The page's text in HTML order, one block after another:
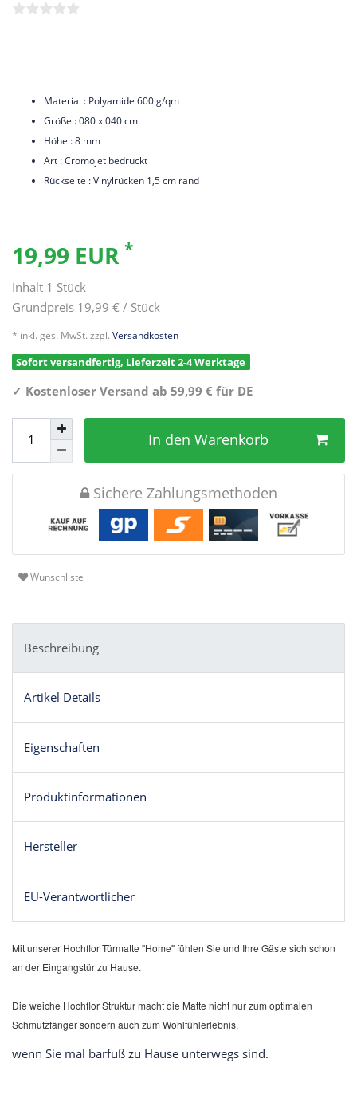
Material : Polyamide 600 g/qm
Größe : 080 x 040 cm
Höhe : 8 mm
Art : Cromojet bedruckt
Rückseite : Vinylrücken 1,5 cm rand
19,99 EUR *
Inhalt 1 Stück
Grundpreis 19,99 € / Stück
* inkl. ges. MwSt. zzgl. Versandkosten
Sofort versandfertig, Lieferzeit 2-4 Werktage
✓ Kostenloser Versand ab 59,99 € für DE
In den Warenkorb
Sichere Zahlungsmethoden
Wunschliste
Beschreibung
Artikel Details
Eigenschaften
Produktinformationen
Hersteller
EU-Verantwortlicher
Mit unserer Hochflor Türmatte "Home" fühlen Sie und Ihre Gäste sich schon
an der Eingangstür zu Hause.
Die weiche Hochflor Struktur macht die Matte nicht nur zum optimalen
Schmutzfänger sondern auch zum Wohlfühlerlebnis,
wenn Sie mal barfuß zu Hause unterwegs sind.